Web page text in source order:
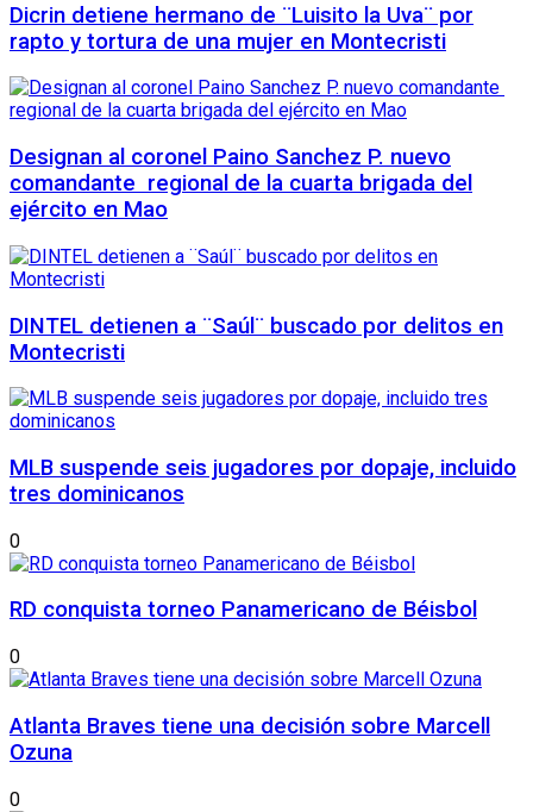
Dicrin detiene hermano de ¨Luisito la Uva¨ por
rapto y tortura de una mujer en Montecristi
Designan al coronel Paino Sanchez P. nuevo
comandante regional de la cuarta brigada del
ejército en Mao
DINTEL detienen a ¨Saúl¨ buscado por delitos en
Montecristi
MLB suspende seis jugadores por dopaje, incluido
tres dominicanos
0
RD conquista torneo Panamericano de Béisbol
0
Atlanta Braves tiene una decisión sobre Marcell
Ozuna
0